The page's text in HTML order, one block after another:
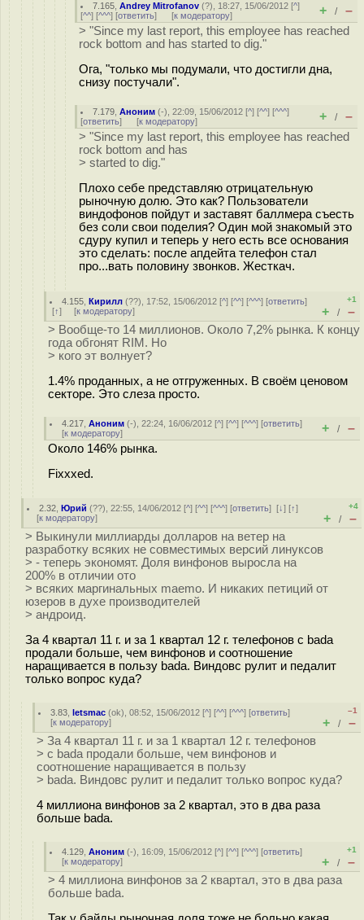
7.165 ,Andrey Mitrofanov (?), 18:27, 15/06/2012 [^]
[^^] [^^^] [ответить] [к модератору] + / –
> "Since my last report, this employee has reached
rock bottom and has started to dig."
Ога, "только мы подумали, что достигли дна,
снизу постучали".
7.179 ,Аноним (-), 22:09, 15/06/2012 [^] [^^] [^^^]
[ответить] [к модератору] + / –
> "Since my last report, this employee has reached
rock bottom and has
> started to dig."
Плохо себе представляю отрицательную
рыночную долю. Это как? Пользователи
виндофонов пойдут и заставят баллмера съесть
без соли свои поделия? Один мой знакомый это
сдуру купил и теперь у него есть все основания
это сделать: после апдейта телефон стал
про...вать половину звонков. Жесткач.
4.155 ,Кирилл (??), 17:52, 15/06/2012 [^] [^^] [^^^] [ответить]
[↑] [к модератору]
+1
+ / –
> Вообще-то 14 миллионов. Около 7,2% рынка. К концу
года обгонят RIM. Но
> кого эт волнует?
1.4% проданных, а не отгруженных. В своём ценовом
секторе. Это слеза просто.
4.217 ,Аноним (-), 22:24, 16/06/2012 [^] [^^] [^^^] [ответить]
[к модератору] + / –
Около 146% рынка.
Fixxxed.
2.32 ,Юрий (??), 22:55, 14/06/2012 [^] [^^] [^^^] [ответить][↓] [↑]
[к модератору]
+4
+ / –
> Выкинули миллиарды долларов на ветер на
разработку всяких не совместимых версий линуксов
> - теперь экономят. Доля винфонов выросла на
200% в отличии ото
> всяких маргинальных maemo. И никаких петиций от
юзеров в духе производителей
> андроид.
За 4 квартал 11 г. и за 1 квартал 12 г. телефонов с bada
продали больше, чем винфонов и соотношение
наращивается в пользу bada. Виндовс рулит и педалит
только вопрос куда?
3.83 ,letsmac (ok), 08:52, 15/06/2012 [^] [^^] [^^^] [ответить]
[к модератору]
–1
+ / –
> За 4 квартал 11 г. и за 1 квартал 12 г. телефонов
> с bada продали больше, чем винфонов и
соотношение наращивается в пользу
> bada. Виндовс рулит и педалит только вопрос куда?
4 миллиона винфонов за 2 квартал, это в два раза
больше bada.
4.129 ,Аноним (-), 16:09, 15/06/2012 [^] [^^] [^^^] [ответить]
[к модератору]
+1
+ / –
> 4 миллиона винфонов за 2 квартал, это в два раза
больше bada.